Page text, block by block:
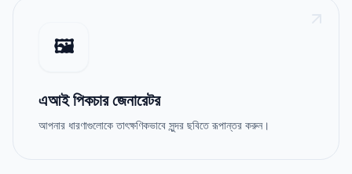
🖼️
এআই পিকচার জেনারেটর
আপনার ধারণাগুলোকে তাৎক্ষণিকভাবে সুন্দর ছবিতে রূপান্তর করুন।